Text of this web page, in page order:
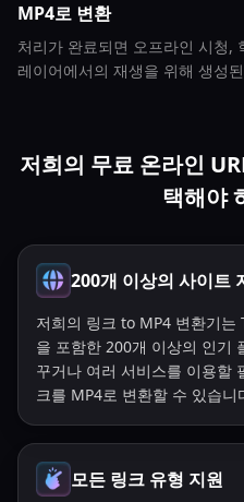
MP4로 변환
처리가 완료되면 오프라인 시청,
레이어에서의 재생을 위해 생성
저희의 무료 온라인
택해야
200개 이상의 사이트
저희의 링크 to MP4 변환기
을 포함한 200개 이상의 인기
꾸거나 여러 서비스를 이용할
크를 MP4로 변환할 수 있습니
모든 링크 유형 지원